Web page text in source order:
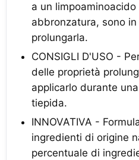
a un
abbronzatura, sono
prolungarla.
CONSIGLI D'USO -
delle proprietà
applicarlo durante
tiepida.
INNOVATIVA -
ingredienti di origine
percentuale di